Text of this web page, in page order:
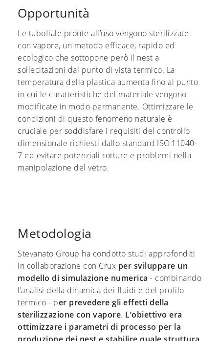
Opportunità
Le tubofiale pronte all’uso vengono sterilizzate
con vapore, un metodo efficace, rapido ed
ecologico che sottopone però il nest a
sollecitazioni dal punto di vista termico. La
temperatura della plastica aumenta fino al punto
in cui le caratteristiche del materiale vengono
modificate in modo permanente. Ottimizzare le
condizioni di questo fenomeno naturale è
cruciale per soddisfare i requisiti del controllo
dimensionale richiesti dallo standard ISO 11040-
7 ed evitare potenziali rotture e problemi nella
manipolazione del vetro.
Metodologia
Stevanato Group ha condotto studi approfonditi
in collaborazione con Crux per sviluppare un
modello di simulazione numerica - combinando
l’analisi della dinamica dei fluidi e del profilo
termico - per prevedere gli effetti della
sterilizzazione con vapore. L’obiettivo era
ottimizzare i parametri di processo per la
produzione dei nest e stabilire quale struttura